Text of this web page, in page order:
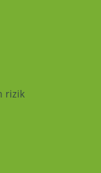
rizik